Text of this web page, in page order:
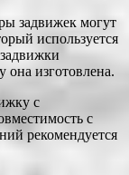
задвижек могут
используется
она изготовлена.
с
с
рекомендуется